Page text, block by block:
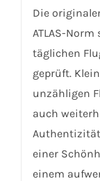
Die
ATLAS-
täglichen
geprüft.
unzähligen
auch
einer
einem